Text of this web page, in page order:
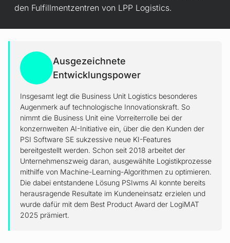
den Fulfillmentzentren von LPP Logistics.
Ausgezeichnete
Entwicklungspower
Insgesamt legt die Business Unit Logistics besonderes
Augenmerk auf technologische Innovationskraft. So
nimmt die Business Unit eine Vorreiterrolle bei der
konzernweiten AI-Initiative ein, über die den Kunden der
PSI Software SE sukzessive neue KI-Features
bereitgestellt werden. Schon seit 2018 arbeitet der
Unternehmenszweig daran, ausgewählte Logistikprozesse
mithilfe von Machine-Learning-Algorithmen zu optimieren.
Die dabei entstandene Lösung PSIwms AI konnte bereits
herausragende Resultate im Kundeneinsatz erzielen und
wurde dafür mit dem Best Product Award der LogiMAT
2025 prämiert.